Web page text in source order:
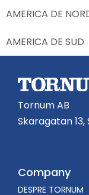
AMERICA DE
AMERICA DE SUD
Tornum AB
Skaragatan 13,
Company
DESPRE TORNUM